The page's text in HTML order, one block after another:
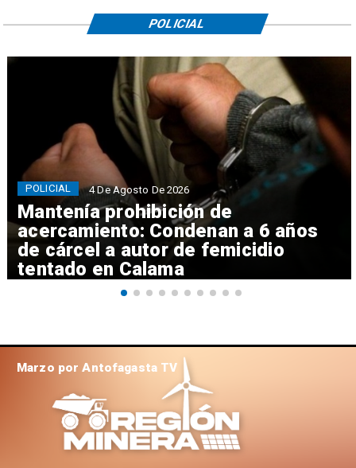
Mantenía prohibición de
acercamiento: Condenan a 6 años
de cárcel a autor de femicidio
tentado en Calama
POLICIAL 4 De Agosto De 2026
POLICIAL
Marzo por Antofagasta TV